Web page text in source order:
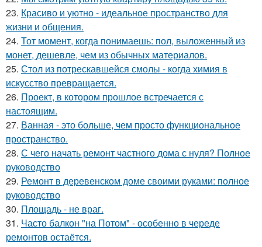
23. Красиво и уютно - идеальное пространство для
жизни и общения.
24. Тот момент, когда понимаешь: пол, выложенный из
монет, дешевле, чем из обычных материалов.
25. Стол из потрескавшейся смолы - когда химия в
искусство превращается.
26. Проект, в котором прошлое встречается с
настоящим.
27. Ванная - это больше, чем просто функциональное
пространство.
28. С чего начать ремонт частного дома с нуля? Полное
руководство
29. Ремонт в деревенском доме своими руками: полное
руководство
30. Площадь - не враг.
31. Часто балкон "на Потом" - особенно в череде
ремонтов остаётся.